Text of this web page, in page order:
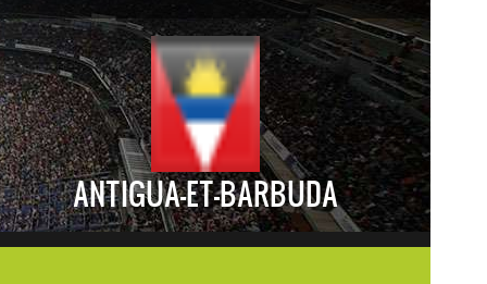
ANTIGUA-ET-BARBUDA